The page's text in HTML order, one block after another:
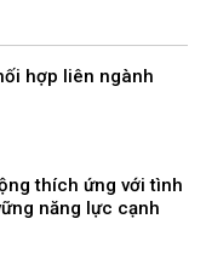
hợp liên ngành
thích ứng với tình
năng lực cạnh